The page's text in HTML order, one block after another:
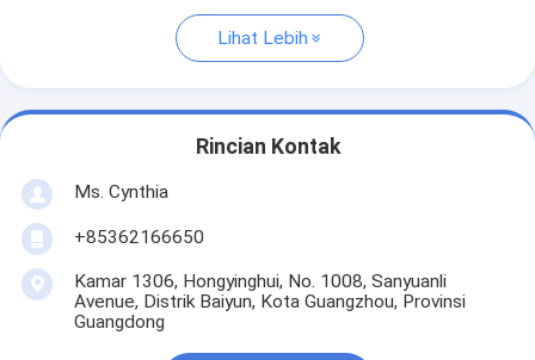
Lihat Lebih
Rincian Kontak
Ms. Cynthia
‪+85362166650‬
Kamar 1306, Hongyinghui, No. 1008, Sanyuanli
Avenue, Distrik Baiyun, Kota Guangzhou, Provinsi
Guangdong